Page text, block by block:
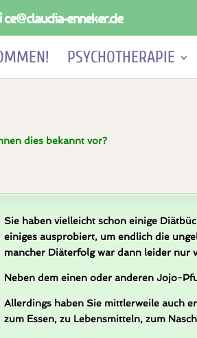
ce@claudia-enneker.de
PSYCHOTHERAPIE
dies bekannt vor?
Sie haben vielleicht schon einige
einiges ausprobiert, um endlich die
mancher Diäterfolg war dann leider nur
Neben dem einen oder anderen Jojo-
Allerdings haben Sie mittlerweile auch
zum Essen, zu Lebensmitteln, zum